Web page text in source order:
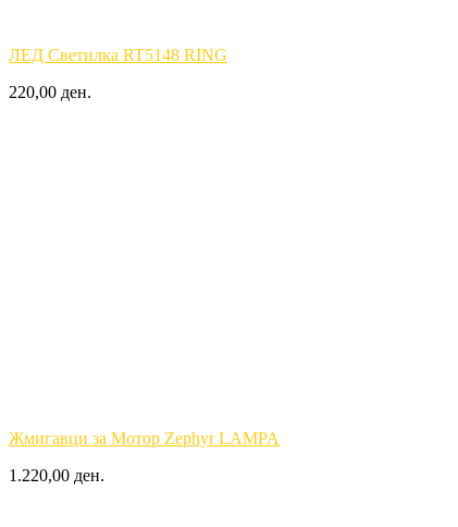
ЛЕД Светилка RT5148 RING
220,00 ден.
Жмигавци за Мотор Zephyr LAMPA
1.220,00 ден.